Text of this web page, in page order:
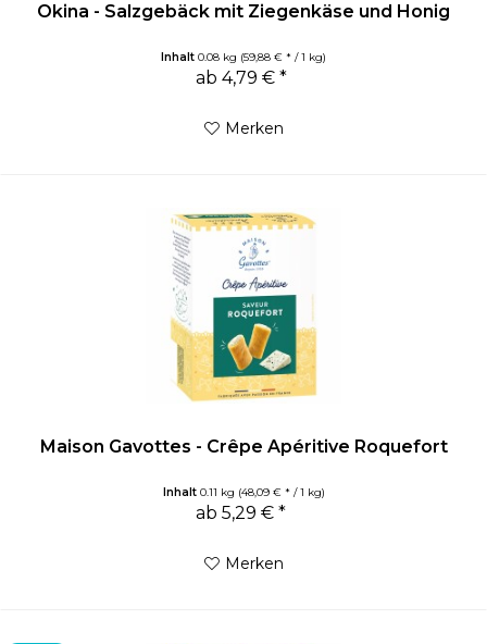
Okina - Salzgebäck mit Ziegenkäse und Honig
Inhalt0.08 kg (59,88 € * / 1 kg)
ab 4,79 € *
Merken
Maison Gavottes - Crêpe Apéritive Roquefort
Inhalt 0.11 kg (48,09 € * / 1 kg)
ab 5,29 € *
Merken